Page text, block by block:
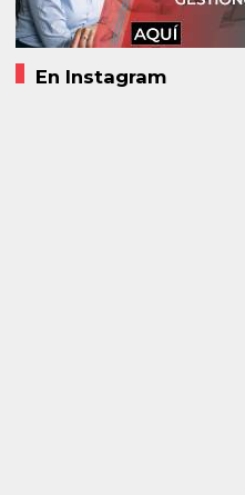
En Instagram